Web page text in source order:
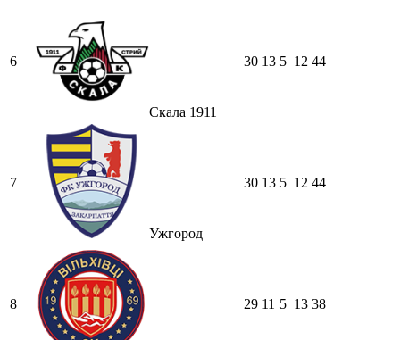
6
Скала 1911
30 13 5 12 44
7
Ужгород
30 13 5 12 44
8 29 11 5 13 38